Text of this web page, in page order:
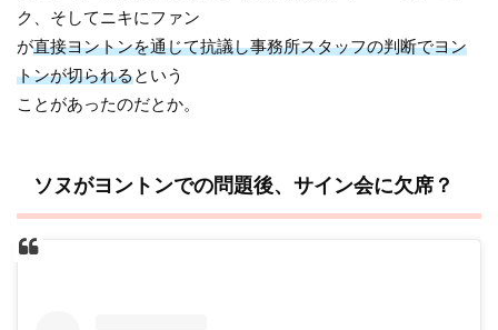
ク、そしてニキにファン
が直接ヨントンを通じて抗議し事務所スタッフの判断でヨン
トンが切られるという
ことがあったのだとか。
ソヌがヨントンでの問題後、サイン会に欠席？